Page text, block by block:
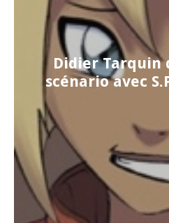
Didier Tarquin
scénario avec